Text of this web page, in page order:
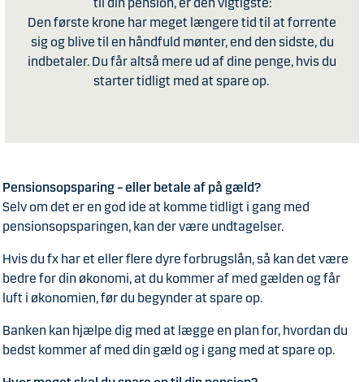
Den første krone har meget længere tid til at forrente
sig og blive til en håndfuld mønter, end den sidste, du
indbetaler. Du får altså mere ud af dine penge, hvis du
starter tidligt med at spare op.
Pensionsopsparing – eller betale af på gæld?
Selv om det er en god ide at komme tidligt i gang med
pensionsopsparingen, kan der være undtagelser.
Hvis du fx har et eller flere dyre forbrugslån, så kan det være
bedre for din økonomi, at du kommer af med gælden og får
luft i økonomien, før du begynder at spare op.
Banken kan hjælpe dig med at lægge en plan for, hvordan du
bedst kommer af med din gæld og i gang med at spare op.